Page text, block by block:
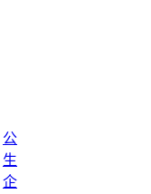
公
生
企